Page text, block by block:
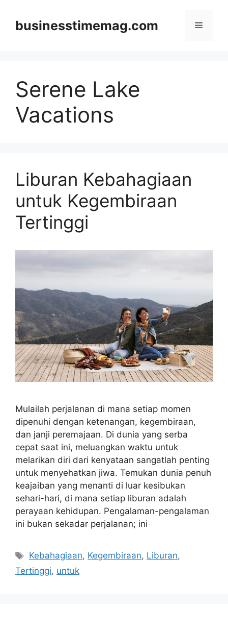
contentbusinesstimemag.com Menu
Serene Lake
Vacations
Liburan Kebahagiaan
untuk Kegembiraan
Tertinggi
Mulailah perjalanan di mana setiap momen
dipenuhi dengan ketenangan, kegembiraan,
dan janji peremajaan. Di dunia yang serba
cepat saat ini, meluangkan waktu untuk
melarikan diri dari kenyataan sangatlah penting
untuk menyehatkan jiwa. Temukan dunia penuh
keajaiban yang menanti di luar kesibukan
sehari-hari, di mana setiap liburan adalah
perayaan kehidupan. Pengalaman-pengalaman
ini bukan sekadar perjalanan; ini
Tags
Kebahagiaan, Kegembiraan, Liburan,
Tertinggi, untuk